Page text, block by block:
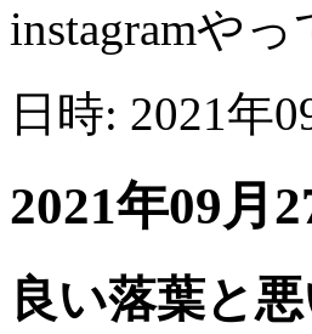
instagramや
日時: 2021年
2021年09月
良い落葉と